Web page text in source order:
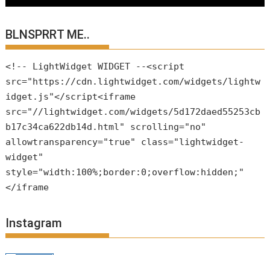
BLNSPRRT ME..
<!-- LightWidget WIDGET --<script
src="https://cdn.lightwidget.com/widgets/lightw
idget.js"</script<iframe
src="//lightwidget.com/widgets/5d172daed55253cb
b17c34ca622db14d.html" scrolling="no"
allowtransparency="true" class="lightwidget-
widget"
style="width:100%;border:0;overflow:hidden;"
</iframe
Instagram